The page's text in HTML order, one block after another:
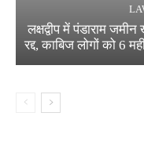
लक्षद्वीप में पंडाराम
रद्द, काबिज लोगों को 6